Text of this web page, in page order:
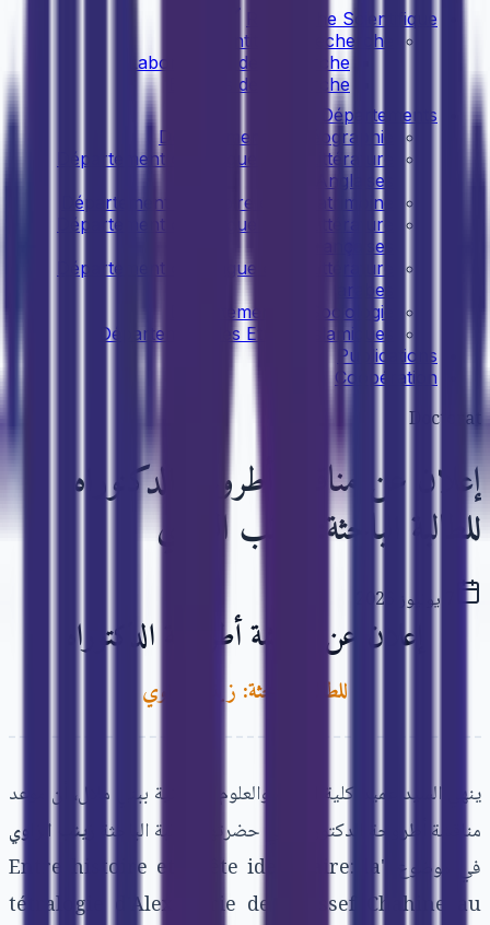
Recherche Scientifique
Entités de recherche
Laboratoires de recherche
Equipes de recherche
Départements
Département de Géographie
Département de Langue et de Littérature
Anglaises
Département d'Histoire et de Patrimoine
Département de Langue et de Littérature
françaises
Département de Langue et de Littérature
arabes
Département de Sociologie
Département des Etudes Islamiques
Publications
Coopération
Doctorat
إعلان عن مناقشة أطروحة الدكتوراه
للطالبة الباحثة: زينب الزاوي
إعلان عن مناقشة أطروحة الدكتوراه
للطالبة الباحثة: زينب الزاوي
ينهي السيد عميد كلية الآداب والعلوم الإنسانية ببني ملال، أن موعد
مناقشة أطروحة الدكتوراه التي حضرتها الطالبة الباحثة زينب الزاوي
في موضوع "Entre histoire et quête identitaire: la
tétralogie d'Alexandrie de Youssef Chahine au